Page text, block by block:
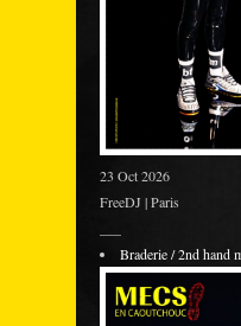
23 Oct 2026
FreeDJ | Paris
Braderie / 2nd hand